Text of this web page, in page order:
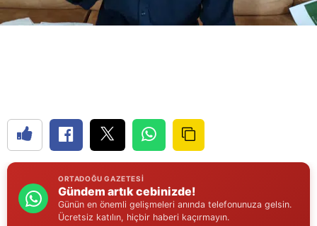
Denizli
Elazığ
Erzincan
Eskişehir
ORTADOĞU GAZETESI
Gündem artık cebinizde!
Günün en önemli gelişmeleri anında telefonunuza gelsin.
Ücretsiz katılın, hiçbir haberi kaçırmayın.